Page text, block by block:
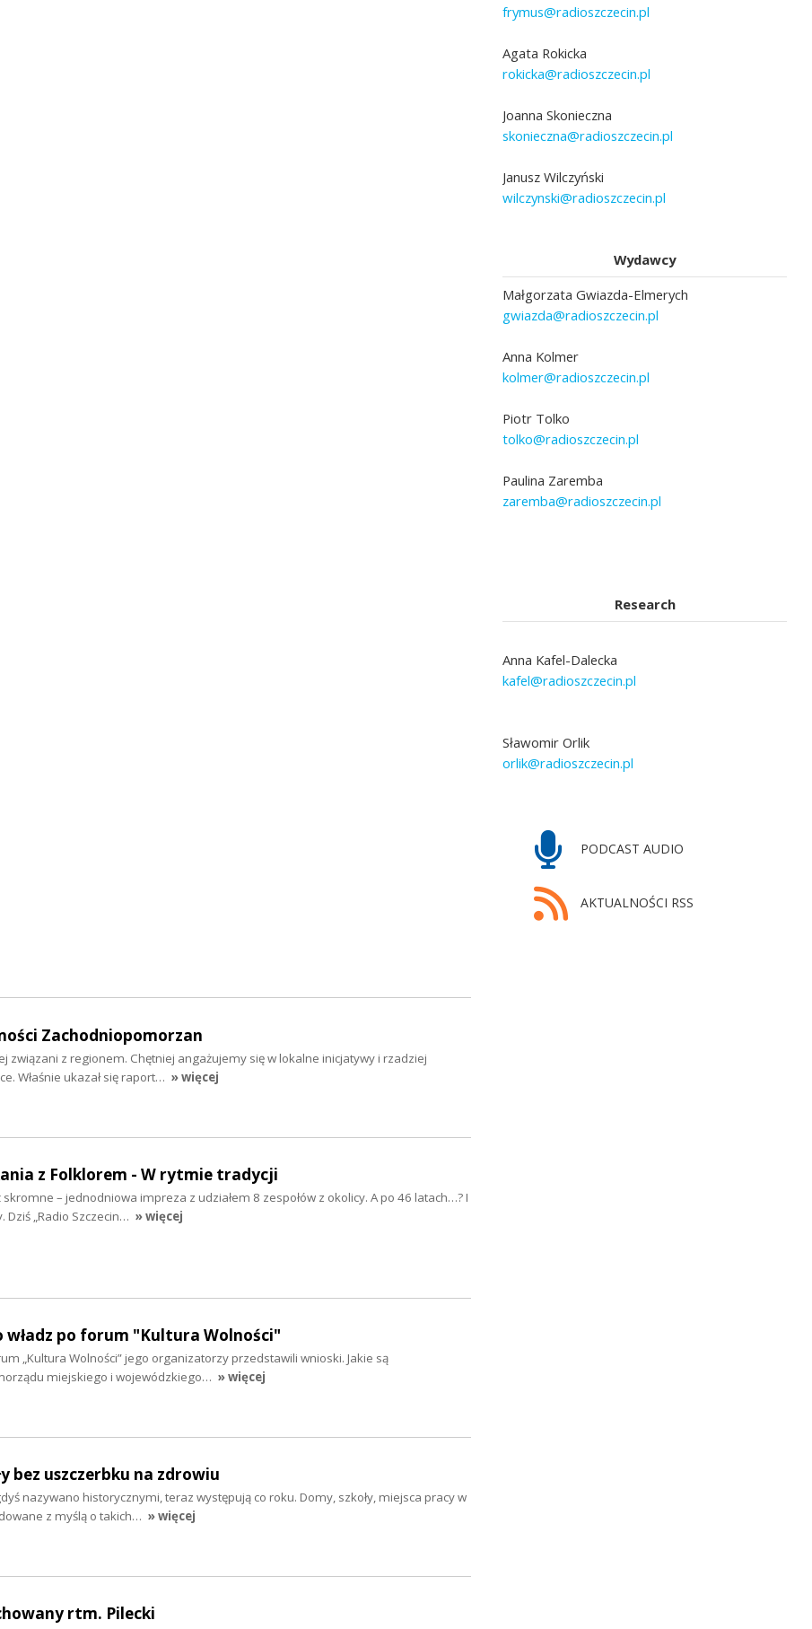
frymus@radioszczecin.pl
Agata Rokicka
rokicka@radioszczecin.pl
Joanna Skonieczna
skonieczna@radioszczecin.pl
Janusz Wilczyński
wilczynski@radioszczecin.pl
Wydawcy
Małgorzata Gwiazda-Elmerych
gwiazda@radioszczecin.pl
Anna Kolmer
kolmer@radioszczecin.pl
Piotr Tolko
tolko@radioszczecin.pl
Paulina Zaremba
zaremba@radioszczecin.pl
Research
Anna Kafel-Dalecka
kafel@radioszczecin.pl
Sławomir Orlik
orlik@radioszczecin.pl
PODCAST AUDIO
AKTUALNOŚCI RSS
Zachodniopomorzan
związani z regionem. Chętniej angażujemy się w lokalne inicjatywy i rzadziej
Właśnie ukazał się raport… » więcej
z Folklorem - W rytmie tradycji
skromne – jednodniowa impreza z udziałem 8 zespołów z okolicy. A po 46 latach…? I
Dziś „Radio Szczecin… » więcej
po forum "Kultura Wolności"
„Kultura Wolności” jego organizatorzy przedstawili wnioski. Jakie są
miejskiego i wojewódzkiego… » więcej
bez uszczerbku na zdrowiu
nazywano historycznymi, teraz występują co roku. Domy, szkoły, miejsca pracy w
z myślą o takich… » więcej
rtm. Pilecki